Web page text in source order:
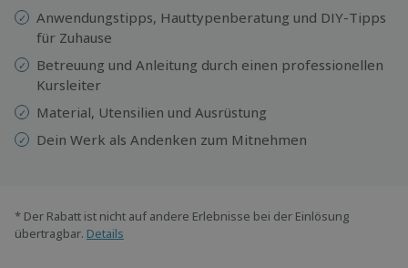
Anwendungstipps, Hauttypenberatung und DIY-Tipps
für Zuhause
Betreuung und Anleitung durch einen professionellen
Kursleiter
Material, Utensilien und Ausrüstung
Dein Werk als Andenken zum Mitnehmen
* Der Rabatt ist nicht auf andere Erlebnisse bei der Einlösung
übertragbar. Details